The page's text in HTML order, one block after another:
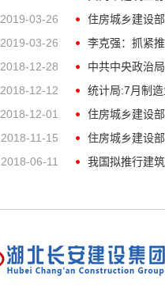
2019-03-26
2019-03-26
2018-12-28
2018-12-12
2018-12-01
2018-11-15
2018-06-11
住房城乡建设
李克强：抓紧
中共中央政治
统计局:7月制
住房城乡建设
住房城乡建设
我国拟推行建